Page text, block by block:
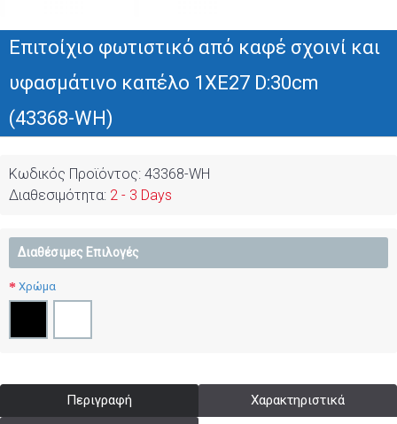
Επιτοίχιο φωτιστικό από καφέ σχοινί και
υφασμάτινο καπέλο 1XE27 D:30cm
(43368-WH)
Κωδικός Προϊόντος: 43368-WH
Διαθεσιμότητα: 2 - 3 Days
Διαθέσιμες Επιλογές
Χρώμα
Περιγραφή Χαρακτηριστικά